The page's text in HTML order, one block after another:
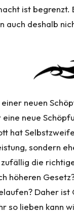
ist
auch deshalb
neuen
neue
hat
sondern
die
höheren
Daher
so lieben kann